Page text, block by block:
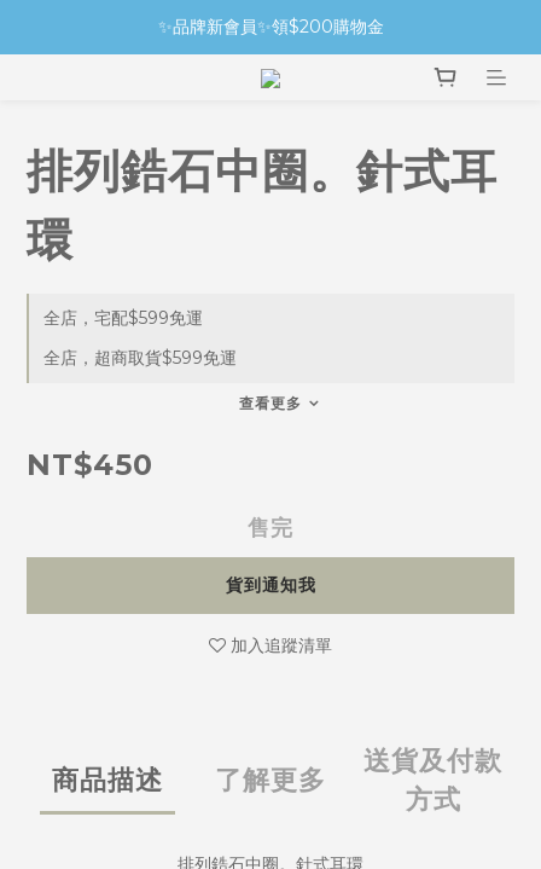
✨品牌新會員✨領$200購物金
排列鋯石中圈。針式耳
環
全店，宅配$599免運
全店，超商取貨$599免運
查看更多
NT$450
售完
貨到通知我
加入追蹤清單
商品描述 了解更多
送貨及付款
方式
排列鋯石中圈。針式耳環